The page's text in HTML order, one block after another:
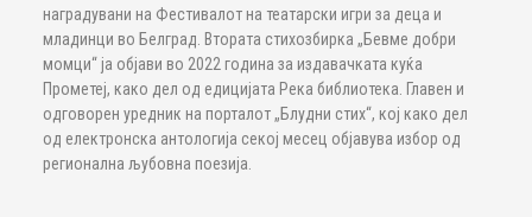
наградувани на Фестивалот на театарски игри за деца и
младинци во Белград. Втората стихозбирка „Бевме добри
момци“ ја објави во 2022 година за издавачката куќа
Прометеј, како дел од едицијата Река библиотека. Главен и
одговорен уредник на порталот „Блудни стих“, кој како дел
од електронска антологија секој месец објавува избор од
регионална љубовна поезија.